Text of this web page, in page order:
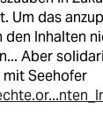
Um das
den Inhalten
Aber
Seehofer